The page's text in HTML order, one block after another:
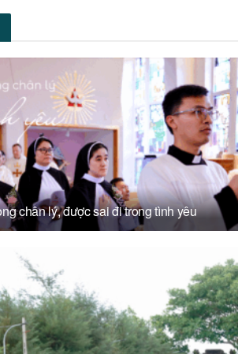
chân lý, được sai đi trong tình yêu